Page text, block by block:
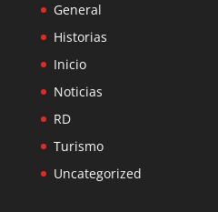
General
Historias
Inicio
Noticias
RD
Turismo
Uncategorized